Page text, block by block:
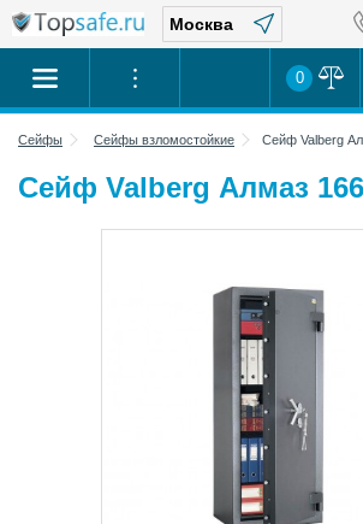
0
Сейфы Сейфы взломостойкие Сейф Valberg
Сейф Valberg Алмаз